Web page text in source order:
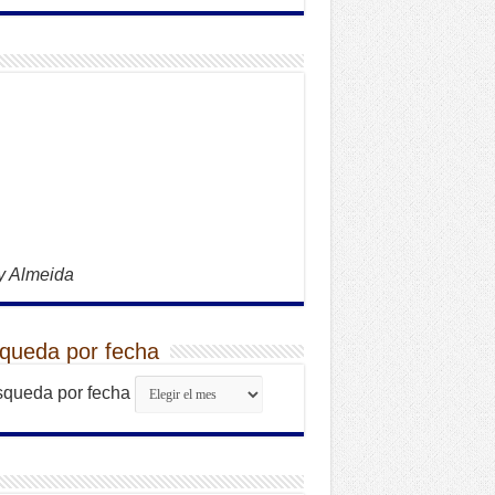
Almeida
por fecha
por fecha